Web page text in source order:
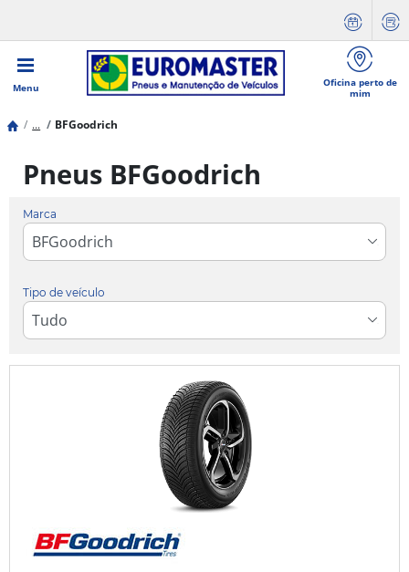
Menu
Oficina perto de
mim
... BFGoodrich
Pneus BFGoodrich
Marca
Tipo de veículo